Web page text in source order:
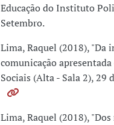
Educação do Instituto
Setembro.
Lima, Raquel (2018), "Da
comunicação apresentada
Sociais (Alta - Sala 2), 29
Lima, Raquel (2018),